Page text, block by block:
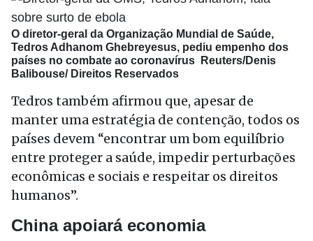
O diretor-geral da Organização Mundial de Saúde,
Tedros Adhanom Ghebreyesus, pediu empenho dos
países no combate ao coronavírus
Reuters/Denis
Balibouse/ Direitos Reservados
Tedros também afirmou que, apesar de
manter uma estratégia de contenção, todos os
países devem “encontrar um bom equilíbrio
entre proteger a saúde, impedir perturbações
econômicas e sociais e respeitar os direitos
humanos”.
China apoiará economia